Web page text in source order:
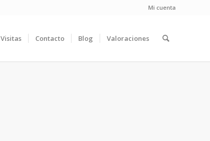
Mi cuenta
Visitas Contacto Blog Valoraciones